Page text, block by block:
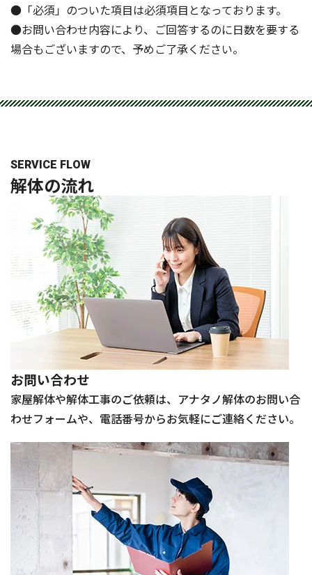
●「必須」のついた項目は必須項目となっております。
●お問い合わせ内容により、ご回答するのに日数を要する
場合もございますので、予めご了承ください。
SERVICE FLOW
解体の流れ
お問い合わせ
家屋解体や解体工事のご依頼は、アナタノ解体のお問い合
わせフォームや、電話番号からお気軽にご連絡ください。